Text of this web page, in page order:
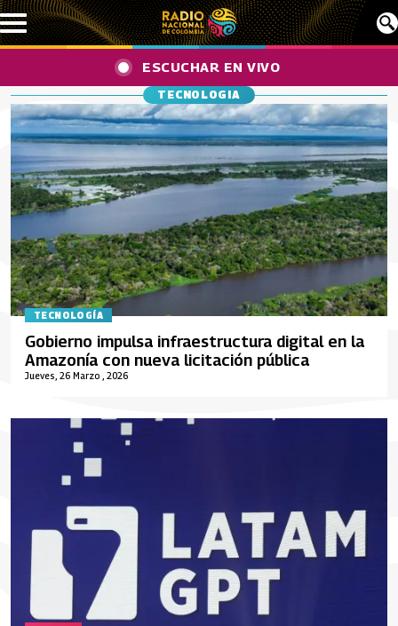
Pasar al contenido principal
ESCUCHAR EN VIVO
TECNOLOGIA
TECNOLOGÍA
Jueves, 26 Marzo , 2026
Gobierno impulsa infraestructura digital en la
Amazonía con nueva licitación pública